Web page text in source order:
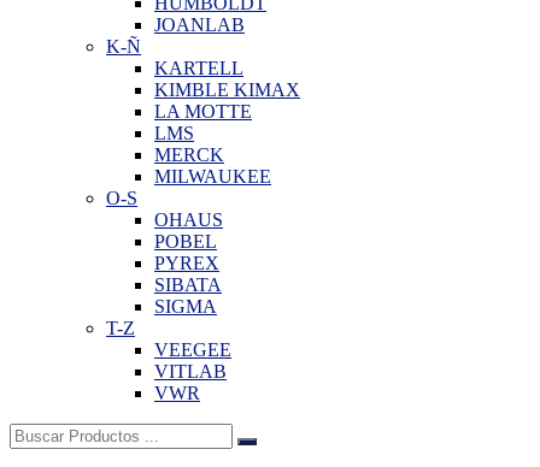
JOANLAB
K-Ñ
KARTELL
KIMBLE KIMAX
LA MOTTE
LMS
MERCK
MILWAUKEE
O-S
OHAUS
POBEL
PYREX
SIBATA
SIGMA
T-Z
VEEGEE
VITLAB
VWR
Buscar: